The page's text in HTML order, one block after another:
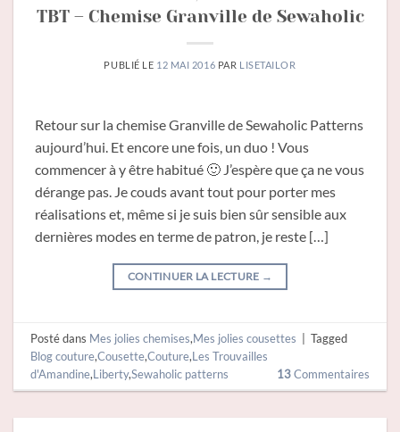
TBT – Chemise Granville de Sewaholic
PUBLIÉ LE 12 MAI 2016 PAR LISETAILOR
Retour sur la chemise Granville de Sewaholic Patterns
aujourd’hui. Et encore une fois, un duo ! Vous
commencer à y être habitué 🙂 J’espère que ça ne vous
dérange pas. Je couds avant tout pour porter mes
réalisations et, même si je suis bien sûr sensible aux
dernières modes en terme de patron, je reste […]
CONTINUER LA LECTURE →
Posté dans Mes jolies chemises,Mes jolies cousettes
Tagged
Blog couture,Cousette,Couture,Les Trouvailles
d'Amandine,Liberty,Sewaholic patterns 13Commentaires